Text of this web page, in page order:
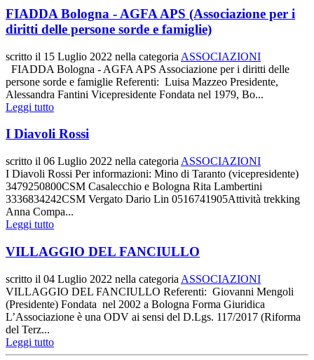
FIADDA Bologna - AGFA APS (Associazione per i
diritti delle persone sorde e famiglie)
scritto il 15 Luglio 2022 nella categoria ASSOCIAZIONI
FIADDA Bologna - AGFA APS Associazione per i diritti delle
persone sorde e famiglie Referenti: Luisa Mazzeo Presidente,
Alessandra Fantini Vicepresidente Fondata nel 1979, Bo...
Leggi tutto
I Diavoli Rossi
scritto il 06 Luglio 2022 nella categoria ASSOCIAZIONI
I Diavoli Rossi Per informazioni: Mino di Taranto (vicepresidente)
3479250800CSM Casalecchio e Bologna Rita Lambertini
3336834242CSM Vergato Dario Lin 0516741905Attività trekking
Anna Compa...
Leggi tutto
VILLAGGIO DEL FANCIULLO
scritto il 04 Luglio 2022 nella categoria ASSOCIAZIONI
VILLAGGIO DEL FANCIULLO Referenti: Giovanni Mengoli
(Presidente) Fondata nel 2002 a Bologna Forma Giuridica
L’Associazione è una ODV ai sensi del D.Lgs. 117/2017 (Riforma
del Terz...
Leggi tutto